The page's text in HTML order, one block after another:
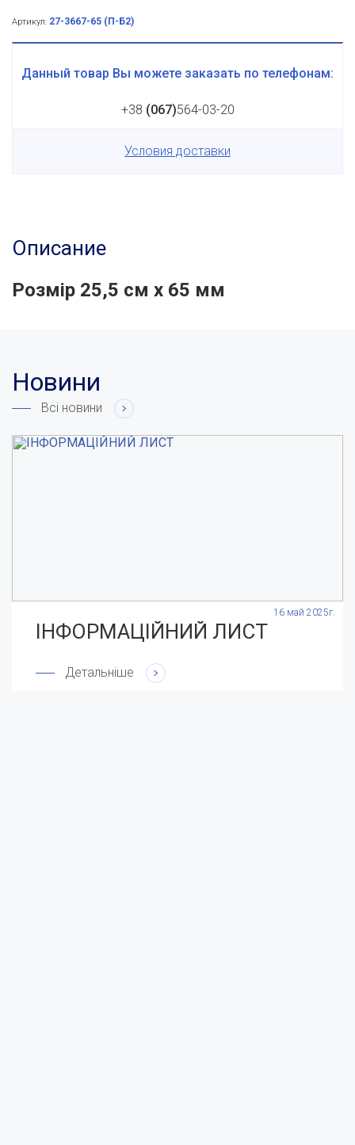
Артикул: 27-3667-65 (П-Б2)
Данный товар Вы можете заказать по телефонам:
+38 (067)564-03-20
Условия доставки
Описание
Розмір 25,5 см х 65 мм
Новини
Всі новини
16 май 2025г.
ІНФОРМАЦІЙНИЙ ЛИСТ
Детальніше